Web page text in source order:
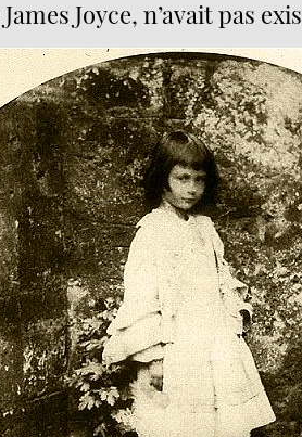
Joyce, n’avait pas